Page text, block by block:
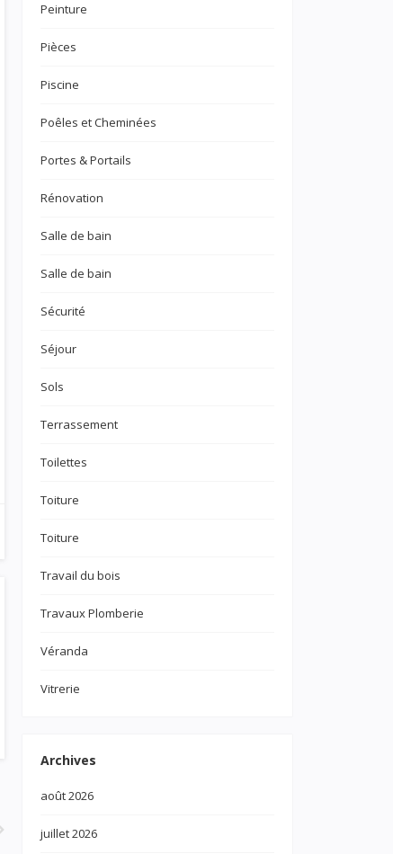
Peinture
Pièces
Piscine
Poêles et Cheminées
Portes & Portails
Rénovation
Salle de bain
Salle de bain
Sécurité
Séjour
Sols
Terrassement
Toilettes
Toiture
Toiture
Travail du bois
Travaux Plomberie
Véranda
Vitrerie
Archives
août 2026
juillet 2026